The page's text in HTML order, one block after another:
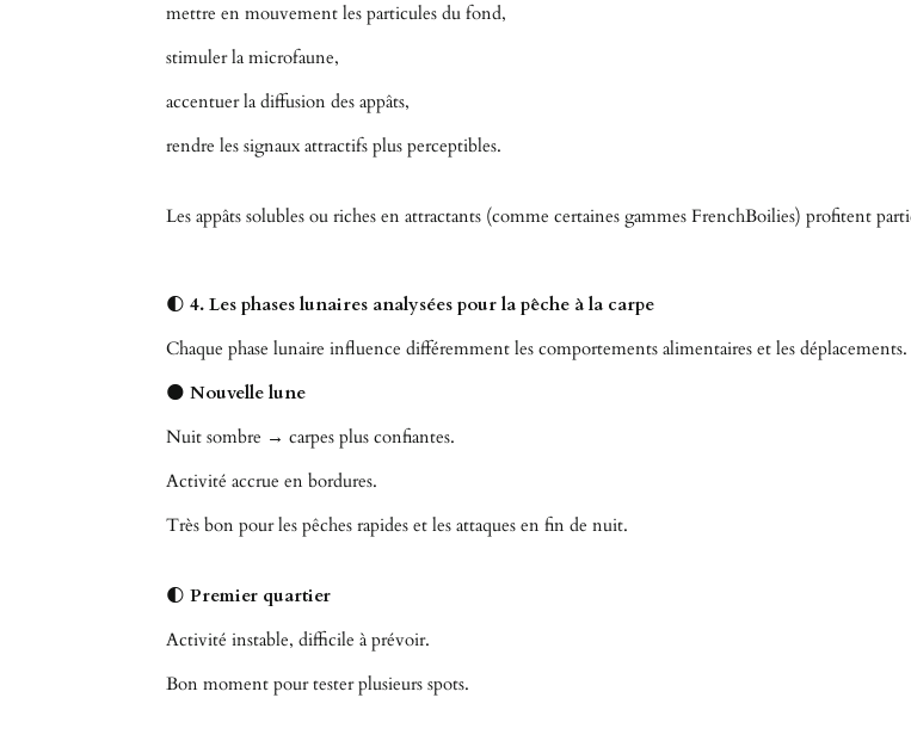
mettre en mouvement les particules du fond,
stimuler la microfaune,
accentuer la diffusion des appâts,
rendre les signaux attractifs plus perceptibles.
Les appâts solubles ou riches en attractants (comme certaines gammes FrenchBoilies) profitent
🌓 4. Les phases lunaires analysées pour la pêche à la carpe
Chaque phase lunaire influence différemment les comportements alimentaires et les déplacements.
🌑 Nouvelle lune
Nuit sombre → carpes plus confiantes.
Activité accrue en bordures.
Très bon pour les pêches rapides et les attaques en fin de nuit.
🌓 Premier quartier
Activité instable, difficile à prévoir.
Bon moment pour tester plusieurs spots.